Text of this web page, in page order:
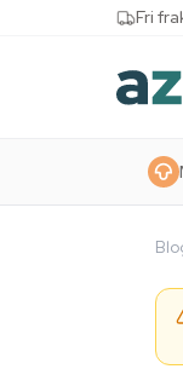
Skip to contentFri